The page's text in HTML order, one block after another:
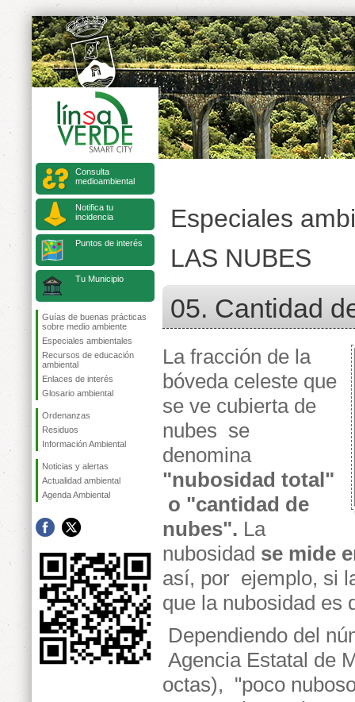
Consulta
medioambiental
Notifica tu
incidencia
Puntos de interés
Tu Municipio
Guías de buenas prácticas
sobre medio ambiente
Especiales ambientales
Recursos de educación
ambiental
Enlaces de interés
Glosario ambiental
Ordenanzas
Residuos
Información Ambiental
Noticias y alertas
Actualidad ambiental
Agenda Ambiental
Especiales
LAS NUBES
05. Cantidad
La fracción de la
bóveda celeste que
se ve cubierta de
nubes se
denomina
"nubosidad total"
o "cantidad de
nubes". La
nubosidad se mide
así, por ejemplo, si
que la nubosidad es
Dependiendo del
Agencia Estatal de
octas), "poco